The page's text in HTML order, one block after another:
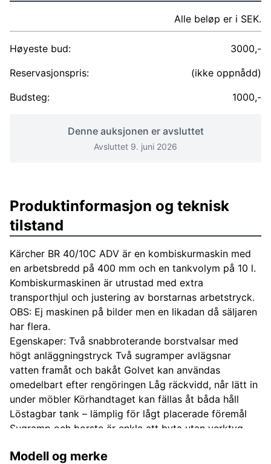
Alle beløp er i SEK.
Høyeste bud:
3000,-
Reservasjonspris:
(ikke oppnådd)
Budsteg:
1000,-
Denne auksjonen er avsluttet
Avsluttet 9. juni 2026
Produktinformasjon og teknisk
tilstand
Kärcher BR 40/10C ADV är en kombiskurmaskin med
en arbetsbredd på 400 mm och en tankvolym på 10 l.
Kombiskurmaskinen är utrustad med extra
transporthjul och justering av borstarnas arbetstryck.
OBS: Ej maskinen på bilder men en likadan då säljaren
har flera.
Egenskaper: Två snabbroterande borstvalsar med
högt anläggningstryck Två sugramper avlägsnar
vatten framåt och bakåt Golvet kan användas
omedelbart efter rengöringen Låg räckvidd, når lätt in
under möbler Körhandtaget kan fällas åt båda håll
Löstagbar tank – lämplig för lågt placerade föremål
Sugramp och borste är enkla att byta utan verktyg
rengöra Snabb och enkel åtkomst till samtliga
Modell og merke